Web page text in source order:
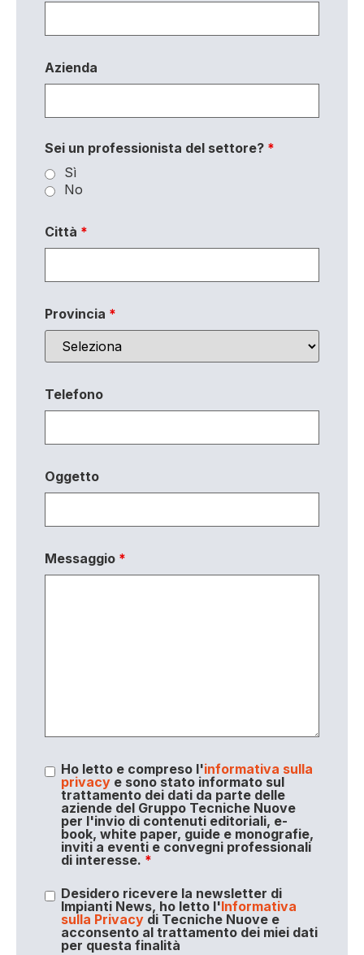
Azienda
Sei un professionista del settore? *
Sì
No
Città *
Provincia *
Telefono
Oggetto
Messaggio *
Ho letto e compreso l'informativa sulla
privacye sono stato informato sul
trattamento dei dati da parte delle
aziende del Gruppo Tecniche Nuove
per l'invio di contenuti editoriali, e-
book, white paper, guide e monografie,
inviti a eventi e convegni professionali
di interesse. *
Desidero ricevere la newsletter di
Impianti News, ho letto l'Informativa
sulla Privacydi Tecniche Nuove e
acconsento al trattamento dei miei dati
per questa finalità